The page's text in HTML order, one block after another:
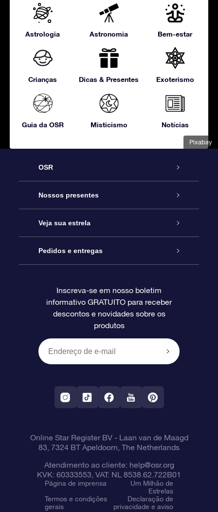
Pixabay
Astrologia Astronomia Bem-estar
Crianças Dicas & Presentes Exoterismo
Guia da OSR Misticismo Notícias
OSR
Serviço
Entre em contato conosco
Blog
Avaliações
Nossos presentes
Presente estrelar on-line
Pacote de presente da OSR
O cartão de presente da OSR
Presentes corporativos
Veja sua estrela
Star Register
Página estelar personalizada
Um Milhão de Estrelas
OSR Starsaver
Aplicativo RV Fly me to the stars
Pedidos e entregas
Informações de pagamento
Política de devolução
Constelações
Inscreva-se em nosso boletim
informativo GRATUITO para receber
descontos e novidades sobre os
produtos
Online Star Register BV- Laan van de Maagd
83, 7324 BT Apeldoorn, The Netherlands
Atendimento ao cliente: help@osr.org
KVK: 60333553, VAT: NL 8538.62.722B01
Página de imprensa
Um Milhão de
Estrelas
Termos e condições
gerais
Declaração de
privacidade e aviso